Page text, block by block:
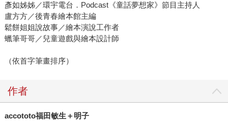
彥如姊姊／環宇電台．Podcast《童話夢想家》節目主持人
盧方方／後青春繪本館主編
鬆餅姐姐說故事／繪本演說工作者
蠟筆哥哥／兒童遊戲與繪本設計師
（依首字筆畫排序）
作者
accototo福田敏生＋明子